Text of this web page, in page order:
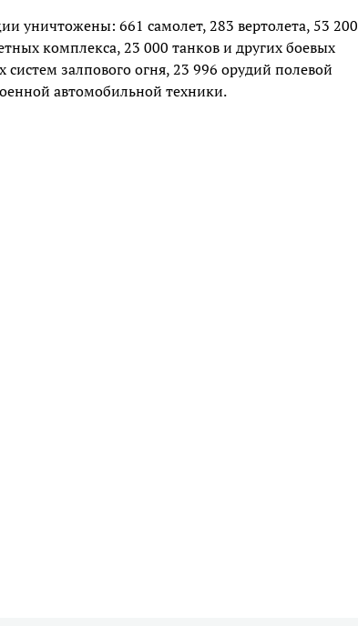
уничтожены: 661 самолет, 283 вертолета, 53 200
комплекса, 23 000 танков и других боевых
залпового огня, 23 996 орудий полевой
автомобильной техники.